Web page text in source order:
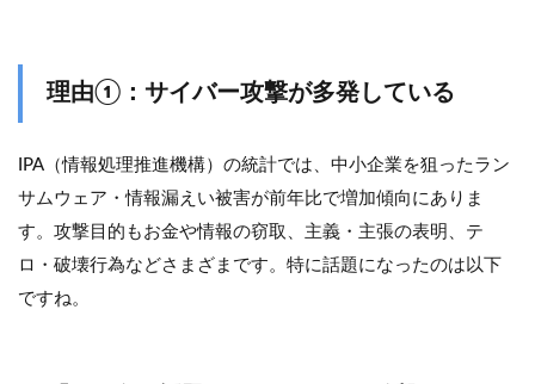
理由①：サイバー攻撃が多発している
IPA（情報処理推進機構）の統計では、中小企業を狙ったラン
サムウェア・情報漏えい被害が前年比で増加傾向にありま
す。攻撃目的もお金や情報の窃取、主義・主張の表明、テ
ロ・破壊行為などさまざまです。特に話題になったのは以下
ですね。